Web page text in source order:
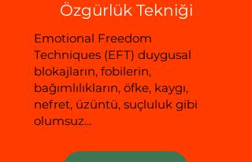
Özgürlük Tekniği
Emotional Freedom
Techniques (EFT) duygusal
blokajların, fobilerin,
bağımlılıkların, öfke, kaygı,
nefret, üzüntü, suçluluk gibi
olumsuz...